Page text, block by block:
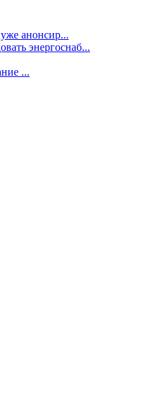
анонсир...
энергоснаб...
...